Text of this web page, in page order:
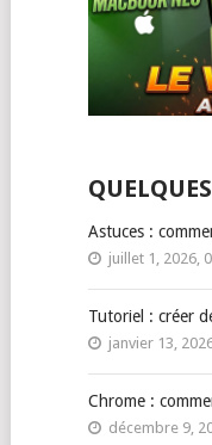
Astuces :
juillet 1, 2026,
Tutoriel : créer
janvier 13,
Chrome :
décembre 9,